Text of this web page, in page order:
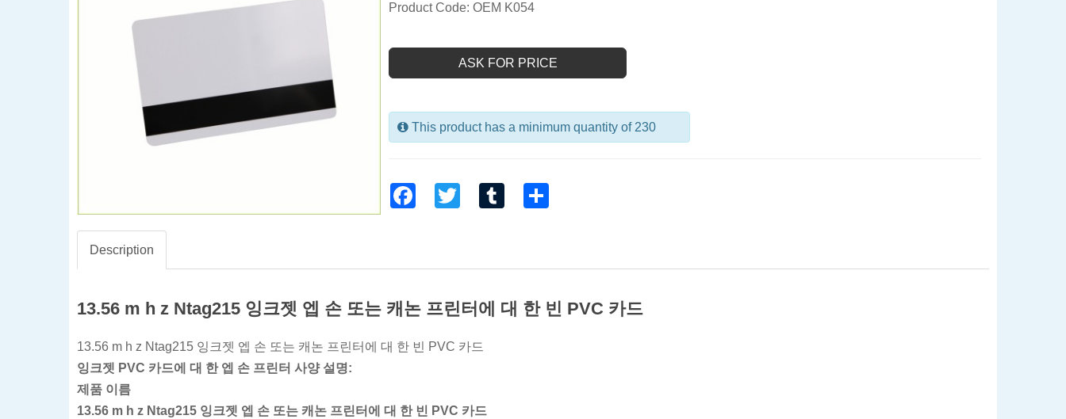
Product Code: OEM K054
ASK FOR PRICE
This product has a minimum quantity of 230
FacebookTwitter Tumblr
Description
13.56 m h z Ntag215 잉크젯 엡 손 또는 캐논 프린터에 대 한 빈 PVC 카드
13.56 m h z Ntag215 잉크젯 엡 손 또는 캐논 프린터에 대 한 빈 PVC 카드
잉크젯 PVC 카드에 대 한 엡 손 프린터 사양 설명:
제품 이름
13.56 m h z Ntag215 잉크젯 엡 손 또는 캐논 프린터에 대 한 빈 PVC 카드